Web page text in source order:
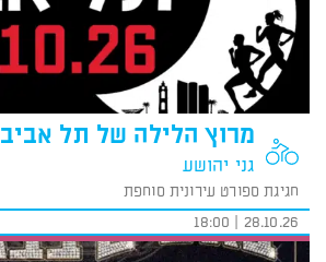
מרוץ הלילה של תל אביב 2026
גני יהושע
חגיגת ספורט עירונית סוחפת
28.10.26 | 18:00